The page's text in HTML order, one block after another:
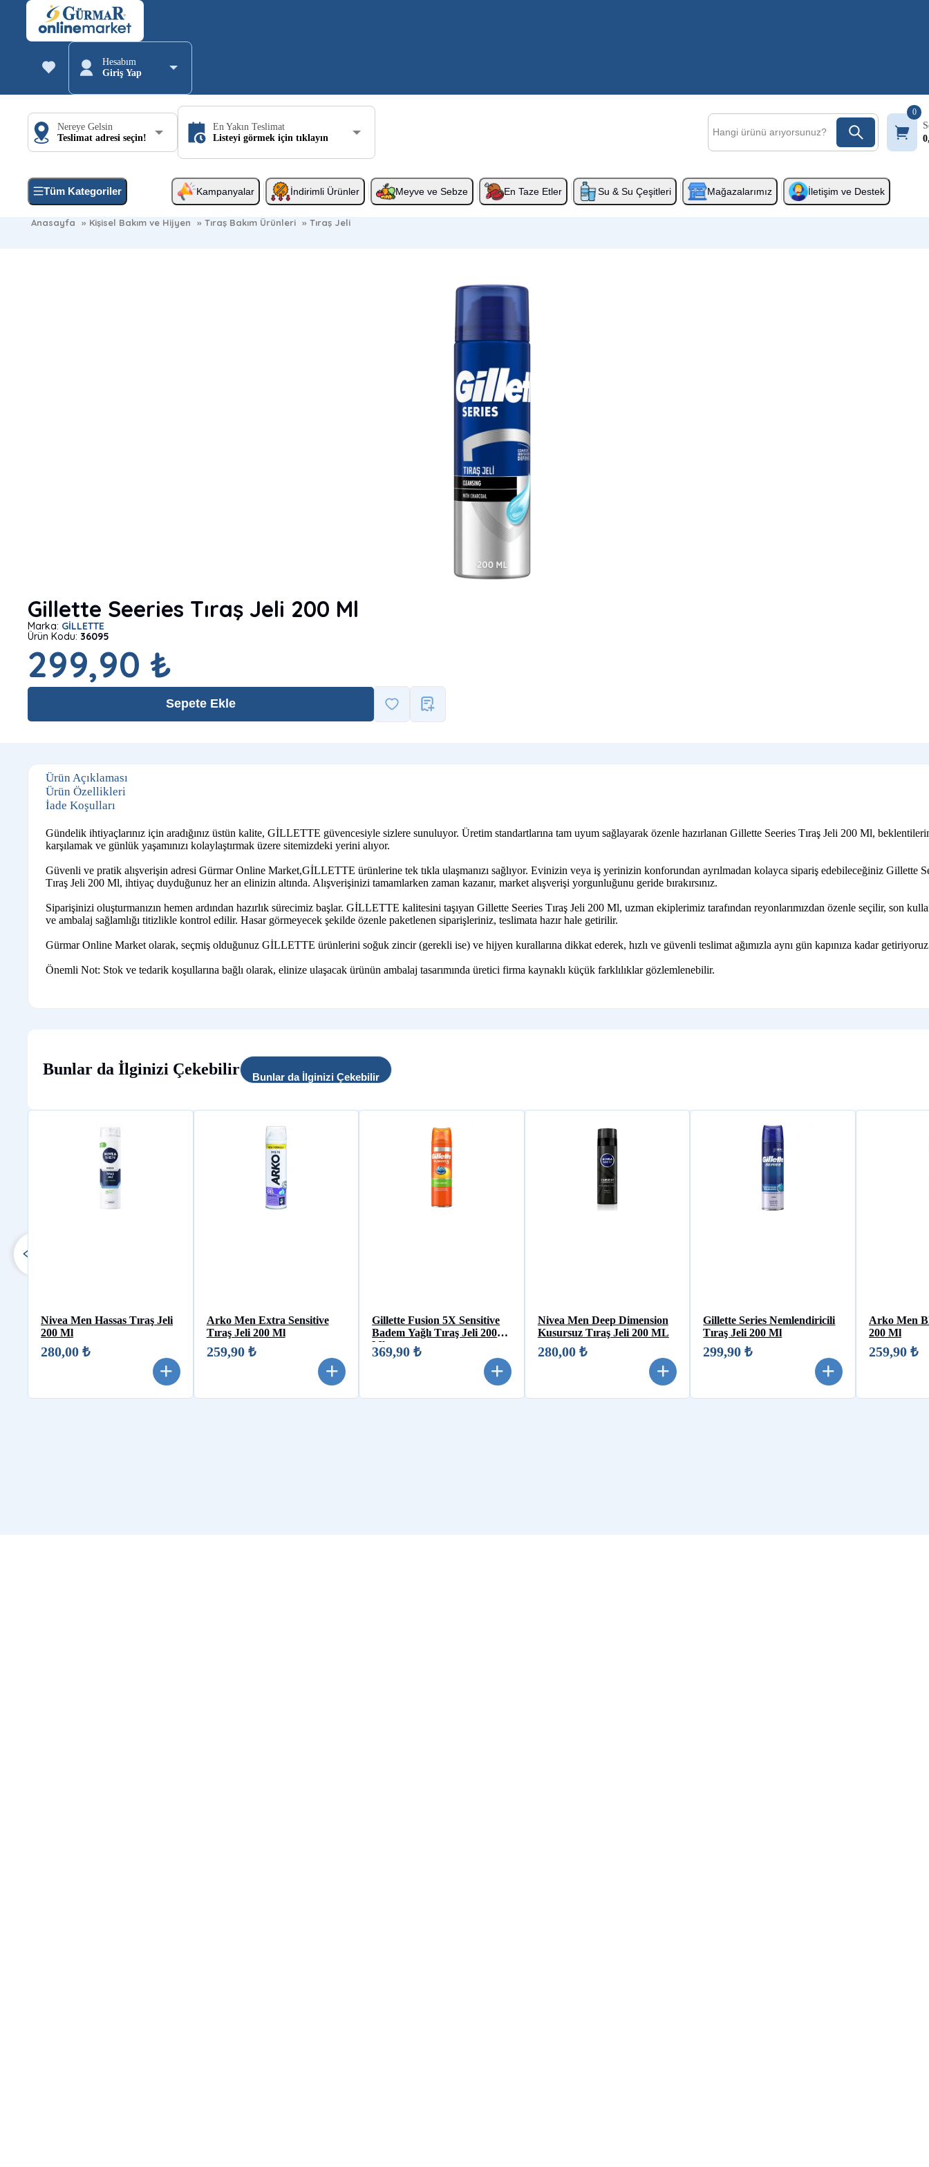
Hesabım
Giriş Yap
Nereye Gelsin
Teslimat adresi seçin!
En Yakın Teslimat
Listeyi görmek için tıklayın
0
Tüm Kategoriler Kampanyalar İndirimli Ürünler Meyve ve Sebze En Taze Etler Su & Su Çeşitleri Mağazalarımız İletişim ve Destek
Anasayfa » Kişisel Bakım ve Hijyen » Tıraş Bakım Ürünleri » Tıraş Jeli
Gillette Seeries Tıraş Jeli 200 Ml
Marka: GİLLETTE
Ürün Kodu: 36095
299,90 ₺
Sepete Ekle
Ürün Açıklaması
Ürün Özellikleri
İade Koşulları
Gündelik ihtiyaçlarınız için aradığınız üstün kalite, GİLLETTE güvencesiyle sizlere sunuluyor. Üretim standartlarına tam uyum sağlayarak özenle hazırlanan Gillette Seeries Tıraş Jeli 200 Ml,
karşılamak ve günlük yaşamınızı kolaylaştırmak üzere sitemizdeki yerini alıyor.
Güvenli ve pratik alışverişin adresi Gürmar Online Market,GİLLETTE ürünlerine tek tıkla ulaşmanızı sağlıyor. Evinizin veya iş yerinizin konforundan ayrılmadan kolayca sipariş edebileceğiniz Gillette
Tıraş Jeli 200 Ml, ihtiyaç duyduğunuz her an elinizin altında. Alışverişinizi tamamlarken zaman kazanır, market alışverişi yorgunluğunu geride bırakırsınız.
Siparişinizi oluşturmanızın hemen ardından hazırlık sürecimiz başlar. GİLLETTE kalitesini taşıyan Gillette Seeries Tıraş Jeli 200 Ml, uzman ekiplerimiz tarafından reyonlarımızdan özenle seçilir, son
ve ambalaj sağlamlığı titizlikle kontrol edilir. Hasar görmeyecek şekilde özenle paketlenen siparişleriniz, teslimata hazır hale getirilir.
Gürmar Online Market olarak, seçmiş olduğunuz GİLLETTE ürünlerini soğuk zincir (gerekli ise) ve hijyen kurallarına dikkat ederek, hızlı ve güvenli teslimat ağımızla aynı gün kapınıza kadar
Önemli Not: Stok ve tedarik koşullarına bağlı olarak, elinize ulaşacak ürünün ambalaj tasarımında üretici firma kaynaklı küçük farklılıklar gözlemlenebilir.
Bunlar da İlginizi Çekebilir Bunlar da İlginizi Çekebilir
Nivea Men Hassas Tıraş Jeli
200 Ml
280,00 ₺
Arko Men Extra Sensitive
Tıraş Jeli 200 Ml
259,90 ₺
Gillette Fusion 5X Sensitive
Badem Yağlı Tıraş Jeli 200
Ml
369,90 ₺
Nivea Men Deep Dimension
Kusursuz Tıraş Jeli 200 ML
280,00 ₺
Gillette Series Nemlendiricili
Tıraş Jeli 200 Ml
299,90 ₺
Arko Men
200 Ml
259,90 ₺